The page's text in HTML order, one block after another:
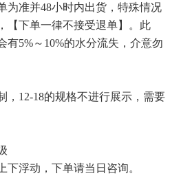
为准并48小时内出货，特殊情况
【下单一律不接受退单】。此
有5%～10%的水分流失，介意勿
，12-18的规格不进行展示，需要
下浮动，下单请当日咨询。